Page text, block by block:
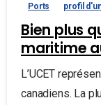
Ports profil
Bien plus
maritime
L’UCET
canadiens. La